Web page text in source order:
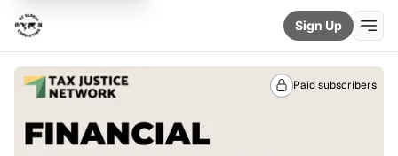
Sign Up
Paid subscribers